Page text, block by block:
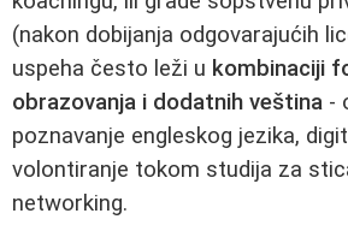
(nakon dobijanja odgovarajućih
uspeha često leži u kombinaciji
obrazovanja i dodatnih veština -
poznavanje engleskog jezika,
volontiranje tokom studija za
networking.